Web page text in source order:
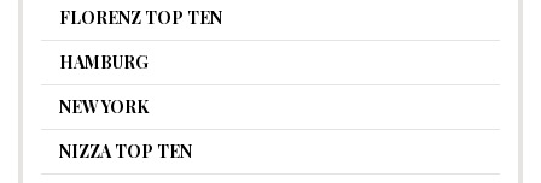
FLORENZ TOP TEN
HAMBURG
NEW YORK
NIZZA TOP TEN